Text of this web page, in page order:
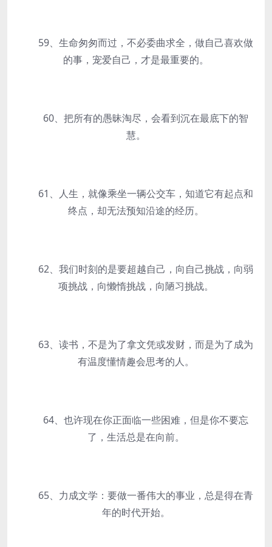
59、生命匆匆而过，不必委曲求全，做自己喜欢做
的事，宠爱自己，才是最重要的。
60、把所有的愚昧淘尽，会看到沉在最底下的智
慧。
61、人生，就像乘坐一辆公交车，知道它有起点和
终点，却无法预知沿途的经历。
62、我们时刻的是要超越自己，向自己挑战，向弱
项挑战，向懒惰挑战，向陋习挑战。
63、读书，不是为了拿文凭或发财，而是为了成为
有温度懂情趣会思考的人。
64、也许现在你正面临一些困难，但是你不要忘
了，生活总是在向前。
65、力成文学：要做一番伟大的事业，总是得在青
年的时代开始。